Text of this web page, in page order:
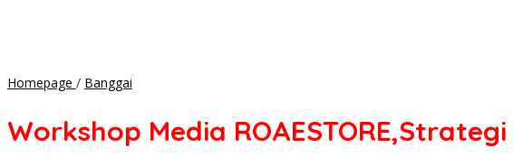
Homepage / Banggai
Kelola
Workshop Media